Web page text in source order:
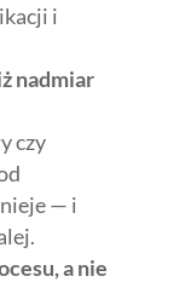
i
nadmiar
czy
— i
a nie